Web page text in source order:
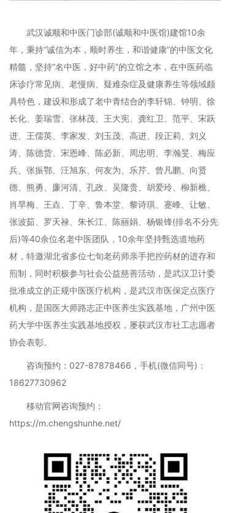
武汉诚顺和中医门诊部(诚顺和中医馆)建馆10余
年，秉持“诚信为本，顺时养生，和谐健康”的中医文化
精髓，坚持“名中医，好中药”的立馆之本，在中医药临
床诊疗常见病、老慢病、疑难杂症及健康养生等领域颇
具特色，建设和形成了老中青结合的李轩锦、钟明、徐
长化、姜瑞雪、张林茂、王大宪、龚红卫、范平、宋跃
进、王儒英、李家发、刘玉茂、高进、段正莉、刘义
涛、陈德货、宋恩峰、陈必新、周忠明、李瀚旻、梅应
兵、张振鄂、汪旭东、何友为、乐芹、曾凡鹏、向贤
德、熊勇、廉河清、孔政、吴隆贵、胡爱玲、柳新樵、
肖早梅、王垚、丁辛、鲁本堂、黎诗琪、蹇峰、让敏、
张波茹、罗天禄、朱长江、陈丽娟、杨银锋(排名不分先
后)等40余位名老中医团队，10余年坚持甄选道地药
材，特邀湖北省多位七旬老药师亲手把控药材的进存和
煎制，同时积极参与社会公益慈善活动，是武汉卫计委
批准成立的正规中医医疗机构，是武汉市医保定点医疗
机构，是国医大师路志正中医养生实践基地，广州中医
药大学中医养生实践基地授权，屡获武汉市社工志愿者
协会表彰。
咨询预约：027-87878466，手机(微信同号)：
18627730962
移动官网咨询预约：
https://m.chengshunhe.net/